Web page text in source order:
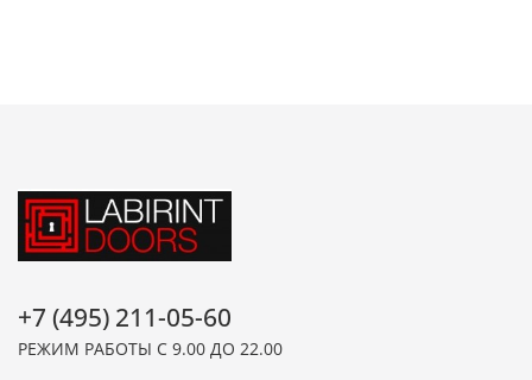
+7 (495) 211-05-60
РЕЖИМ РАБОТЫ С 9.00 ДО 22.00